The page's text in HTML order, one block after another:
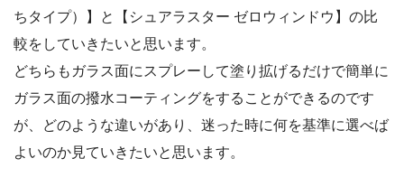
ちタイプ）】と【シュアラスター ゼロウィンドウ】の比
較をしていきたいと思います。
どちらもガラス面にスプレーして塗り拡げるだけで簡単に
ガラス面の撥水コーティングをすることができるのです
が、どのような違いがあり、迷った時に何を基準に選べば
よいのか見ていきたいと思います。